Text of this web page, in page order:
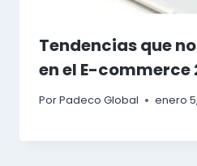
Tendencias que
en el E-commerce
PorPadeco Global enero